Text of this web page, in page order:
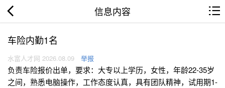
信息内容
车险内勤1名
水富人才网 2026.08.09 举报
负责车险报价出单，要求：大专以上学历，女性，年龄22-35岁
之间，熟悉电脑操作，工作态度认真，具有团队精神，试用期1-